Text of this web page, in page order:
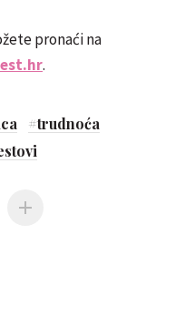
pronaći na
.
#trudnoća